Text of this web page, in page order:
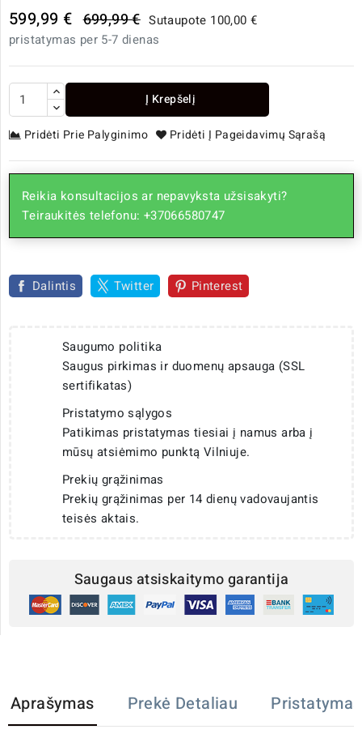
599,99 € 699,99 € Sutaupote 100,00 €
pristatymas per 5-7 dienas
Į Krepšelį
Pridėti Prie Palyginimo Pridėti Į Pageidavimų Sąrašą
Reikia konsultacijos ar nepavyksta užsisakyti?
Teiraukitės telefonu: +37066580747
Dalintis Twitter Pinterest
Saugumo politika
Saugus pirkimas ir duomenų apsauga (SSL
sertifikatas)
Pristatymo sąlygos
Patikimas pristatymas tiesiai į namus arba į
mūsų atsiėmimo punktą Vilniuje.
Prekių grąžinimas
Prekių grąžinimas per 14 dienų vadovaujantis
teisės aktais.
Saugaus atsiskaitymo garantija
Aprašymas Prekė Detaliau Pristatymas